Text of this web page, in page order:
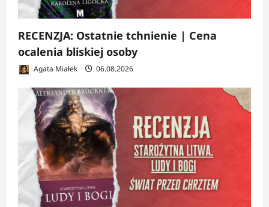
RECENZJA: Ostatnie tchnienie | Cena
ocalenia bliskiej osoby
Agata Miałek 06.08.2026